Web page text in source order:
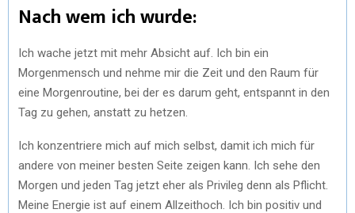
Nach wem ich wurde:
Ich wache jetzt mit mehr Absicht auf. Ich bin ein
Morgenmensch und nehme mir die Zeit und den Raum für
eine Morgenroutine, bei der es darum geht, entspannt in den
Tag zu gehen, anstatt zu hetzen.
Ich konzentriere mich auf mich selbst, damit ich mich für
andere von meiner besten Seite zeigen kann. Ich sehe den
Morgen und jeden Tag jetzt eher als Privileg denn als Pflicht.
Meine Energie ist auf einem Allzeithoch. Ich bin positiv und